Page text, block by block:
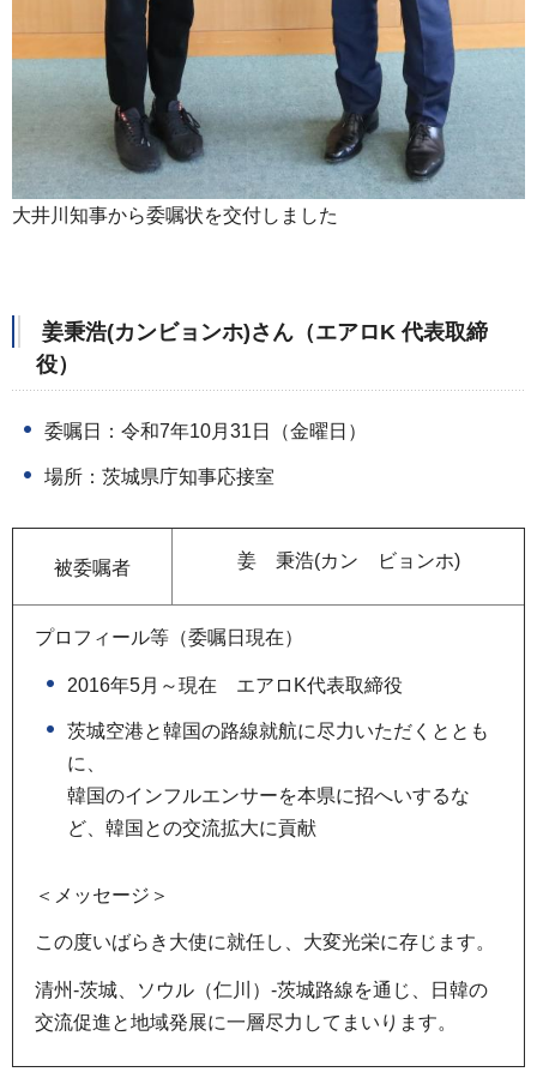
大井川知事から委嘱状を交付しました
姜秉浩(カンビョンホ)さん（エアロK 代表取締
役）
委嘱日：令和7年10月31日（金曜日）
場所：茨城県庁知事応接室
被委嘱者 姜 秉浩(カン ビョンホ)
プロフィール等（委嘱日現在）
2016年5月～現在 エアロK代表取締役
茨城空港と韓国の路線就航に尽力いただくととも
に、
韓国のインフルエンサーを本県に招へいするな
ど、韓国との交流拡大に貢献
＜メッセージ＞
この度いばらき大使に就任し、大変光栄に存じます。
清州-茨城、ソウル（仁川）-茨城路線を通じ、日韓の
交流促進と地域発展に一層尽力してまいります。